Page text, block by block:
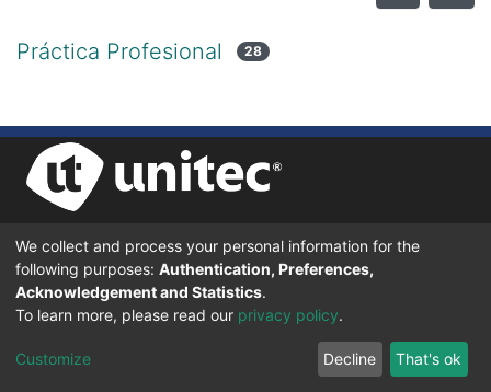
Práctica Profesional 28
UNIVERSIDAD TECNOLÓGICA CENTROAMERICANA UNITEC
BOULEVARD KENNEDY, V-782, FRENTE A RESIDENCIAL HONDURAS.
TEGUCIGALPA, FRANCISCO MORAZÁN, 11101
© 2024 Todos los Derechos Reservados.
Desarrollado en DSpace - Versión 7.6 por |IGNITE
We collect and process your personal information for the
following purposes: Authentication, Preferences,
Acknowledgement and Statistics.
To learn more, please read our privacy policy.
Customize Decline That's ok